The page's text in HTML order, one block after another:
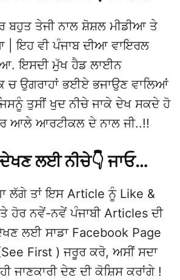
ਤੇਜੀ ਨਾਲ ਸ਼ੋਸ਼ਲ ਮੀਡੀਆ ਤੇ
| ਇਹ ਵੀ ਪੰਜਾਬ ਦੀਆ ਵਾਇਰਲ
ਆ. ਇਸਦੀ ਮੁੱਖ ਹੈਡ ਲਾਈਨ
ਚ ਉਗਰਾਹਾਂ ਭਈਏ ਭਜਾਉਣ ਵਾਲਿਆਂ
ਤੁਸੀਂ ਖੁਦ ਨੀਚੇ ਜਾਕੇ ਦੇਖ ਸਕਦੇ ਹੋ
ਆਲੇ ਆਰਟੀਕਲ ਦੇ ਨਾਲ ਜੀ..!!
ਲਈ ਨੀਚੇ👇 ਜਾਓ…
ਲੱਗੇ ਤਾਂ ਇਸ Article ਨੂੰ Like &
ਹੋਰ ਨਵੇਂ-ਨਵੇਂ ਪੰਜਾਬੀ Articles ਦੀ
ਲਈ ਸਾਡਾ Facebook Page
First ) ਜਰੂਰ ਕਰੋ, ਅਸੀਂ ਸਦਾ
ਜਾਣਕਾਰੀ ਦੇਣ ਦੀ ਕੋਸ਼ਿਸ ਕਰਾਂਗੇ !